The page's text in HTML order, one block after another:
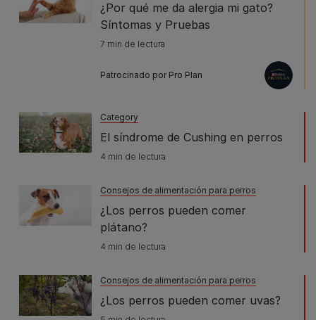
¿Por qué me da alergia mi gato?
Síntomas y Pruebas
7 min de lectura
Patrocinado por Pro Plan
Category
El síndrome de Cushing en perros
4 min de lectura
Consejos de alimentación para perros
¿Los perros pueden comer
plátano?
4 min de lectura
Consejos de alimentación para perros
¿Los perros pueden comer uvas?